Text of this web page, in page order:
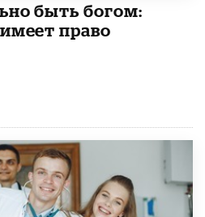
быть богом:
право